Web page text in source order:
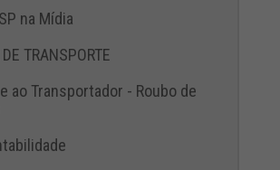
na Mídia
TRANSPORTE
ao Transportador - Roubo de